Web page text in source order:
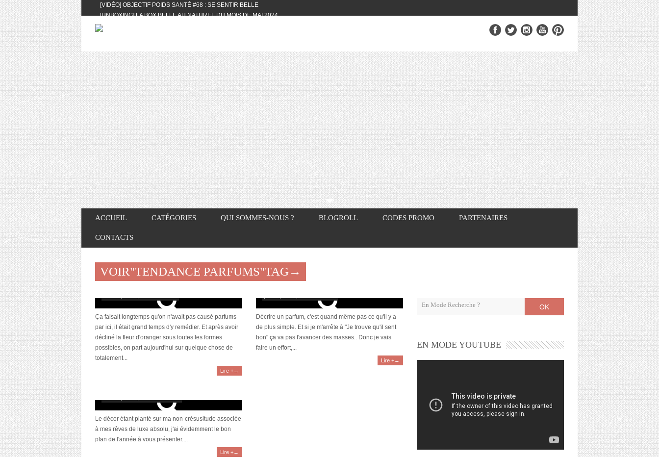
[VIDÉO] OBJECTIF POIDS SANTÉ #68 : SE SENTIR BELLE
[UNBOXING] LA BOX BELLE AU NATUREL DU MOIS DE MAI 2024
[VIDÉO] UNBOXING : LES MY LITTLE & BIOTYFULL BOX DU MOIS DE MAI 2024
[VIDÉO] QUITOQUE #10 : MEAL PREP & CONVIVIALITÉ
[VIDÉO] UNBOXING : LES MY LITTLE & BIOTYFULL BOX DU MOIS D’AVRIL
2024 FEAT. AKILA
[VIDÉO] OBJECTIF POIDS SANTÉ #67 : L’AVIS DES AUTRES, CE N’EST QUE LA
VIE DES AUTRES
[VIDÉO] UNBOXING : LES MY LITTLE & BIOTYFULL BOX DES MOIS DE
FÉVRIER ET MARS 2024 FEAT. AKILA
[VIDÉO] LA SÉLECTION DU MOIS #JANVIER2024
[VIDÉO] HELLOFRESH #34 : IDÉES RECETTES RISOTTO
ACCUEIL CATÉGORIES QUI SOMMES-NOUS ? BLOGROLL CODES PROMO PARTENAIRES
CONTACTS
VOIR"TENDANCE PARFUMS"TAG→
Ça faisait longtemps qu'on n'avait pas causé parfums
par ici, il était grand temps d'y remédier. Et après avoir
décliné la fleur d'oranger sous toutes les formes
possibles, on part aujourd'hui sur quelque chose de
totalement...
Lire +→
Décrire un parfum, c'est quand même pas ce qu'il y a
de plus simple. Et si je m'arrête à "Je trouve qu'il sent
bon" ça va pas t'avancer des masses.. Donc je vais
faire un effort,...
Lire +→
[BON PLAN] Tendance Parfums : Fleur d’oranger,
Le décor étant planté sur ma non-crésusitude associée
à mes rêves de luxe absolu, j'ai évidemment le bon
plan de l'année à vous présenter....
Lire +→
OK
EN MODE YOUTUBE